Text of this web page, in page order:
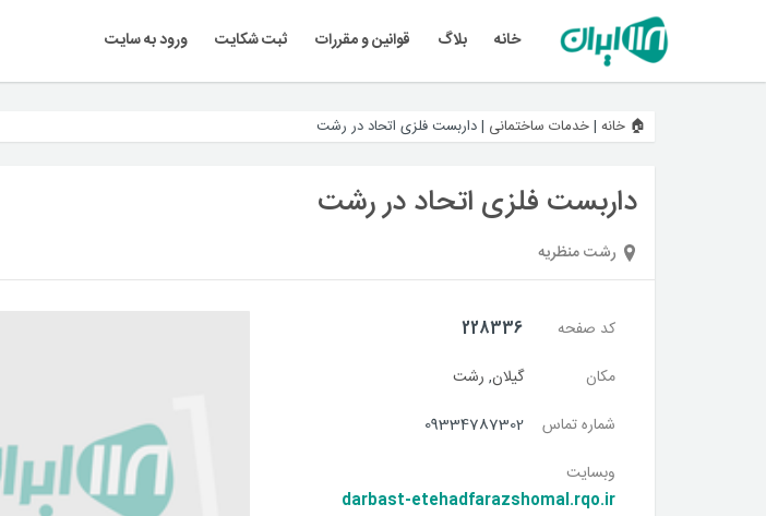
خانه بلاگ قوانین و مقررات ثبت شکایت ورود به سایت
🏠 خانه |خدمات ساختمانی |داربست فلزی اتحاد در رشت
داربست فلزی اتحاد در رشت
رشت منظریه
کد صفحه
228336
مکان
گیلان, رشت
شماره تماس
09334787302
وبسایت
darbast-etehadfarazshomal.rqo.ir